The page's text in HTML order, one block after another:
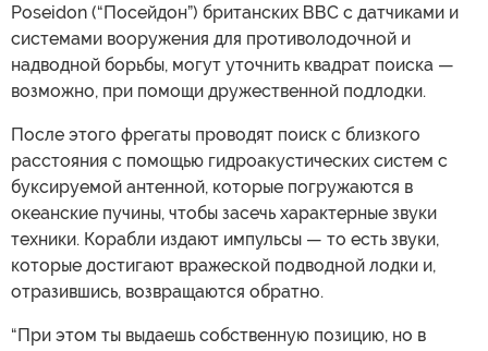
Poseidon (“Посейдон”) британских ВВС с датчиками и
системами вооружения для противолодочной и
надводной борьбы, могут уточнить квадрат поиска —
возможно, при помощи дружественной подлодки.
После этого фрегаты проводят поиск с близкого
расстояния с помощью гидроакустических систем с
буксируемой антенной, которые погружаются в
океанские пучины, чтобы засечь характерные звуки
техники. Корабли издают импульсы — то есть звуки,
которые достигают вражеской подводной лодки и,
отразившись, возвращаются обратно.
“При этом ты выдаешь собственную позицию, но в